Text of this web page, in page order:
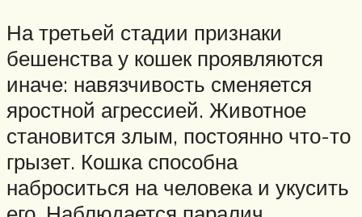
На третьей стадии признаки
бешенства у кошек проявляются
иначе: навязчивость сменяется
яростной агрессией. Животное
становится злым, постоянно что-то
грызет. Кошка способна
наброситься на человека и укусить